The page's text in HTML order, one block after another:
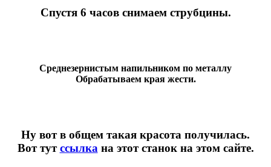
Спустя 6 часов снимаем струбцины.
Среднезернистым напильником по металлу
Обрабатываем края жести.
Ну вот в общем такая красота получилась.
Вот тутссылкана этот станок на этом сайте.